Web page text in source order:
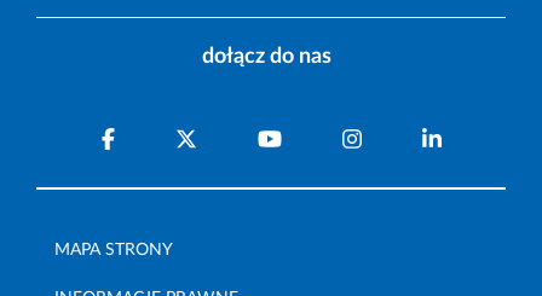
dołącz do nas
MAPA STRONY